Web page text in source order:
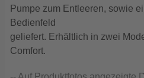
Pumpe zum Entleeren, sowie
Bedienfeld
geliefert. Erhältlich in zwei
Comfort.